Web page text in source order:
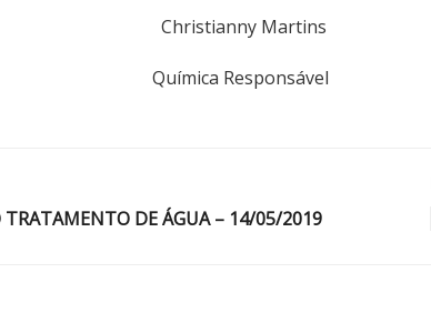
Christianny Martins
Química Responsável
DE ÁGUA – 14/05/2019